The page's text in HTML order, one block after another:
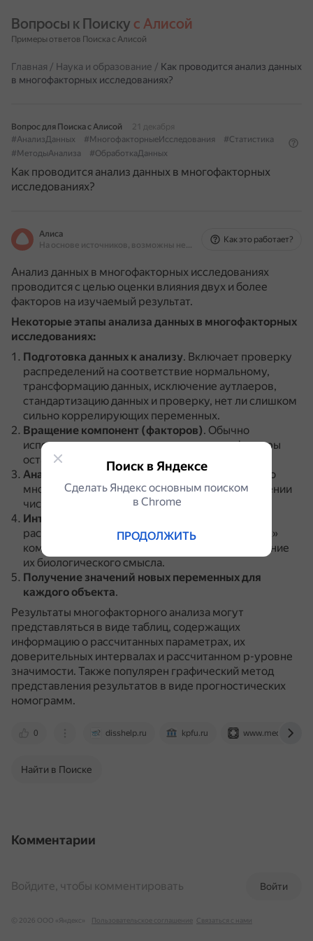
Вопросы к Поиску с Алисой
Примеры ответов Поиска с Алисой
Главная / Наука и образование / Как проводится анализ данных
в многофакторных исследованиях?
Вопрос для Поиска с Алисой
21 декабря
#АнализДанных
#МногофакторныеИсследования
#Статистика
#МетодыАнализа
#ОбработкаДанных
Как проводится анализ данных в многофакторных
исследованиях?
Алиса
На основе источников, возможны неточности
Как это работает?
Анализ данных в многофакторных исследованиях
проводится с целью оценки влияния двух и более
факторов на изучаемый результат.
Некоторые этапы анализа данных в многофакторных
исследованиях:
Подготовка данных к анализу. Включает проверку
распределений на соответствие нормальному,
трансформацию данных, исключение аутлаеров,
стандартизацию данных и проверку, нет ли слишком
сильно коррелирующих переменных.
Вращение компонент (факторов). Обычно
используют ортогональное вращение — факторы
остаются перпендикулярными друг другу.
Анализ остатков .Позволяет оценить, насколько
много информации было потеряно при сокращении
числа переменных.
Интерпретация новых компонент
рассмотрение корреляций новых, «повёрнутых»
компонент с исходными переменными, понимание
их биологического смысла.
Получение значений новых переменных для
каждого объекта.
Результаты многофакторного анализа могут
представляться в виде таблиц, содержащих
информацию о рассчитанных параметрах, их
доверительных интервалах и рассчитанном p-уровне
значимости. Также популярен графический метод
представления результатов в виде прогностических
номограмм.
0 disshelp.ru kpfu.ru
Найти в Поиске
Комментарии
Войти
Войдите, чтобы комментировать
© 2026 ООО «Яндекс» Пользовательское соглашение Связаться с нами
Поиск в Яндексе
Сделать Яндекс основным поиском
в Сhrome
ПРОДОЛЖИТЬ